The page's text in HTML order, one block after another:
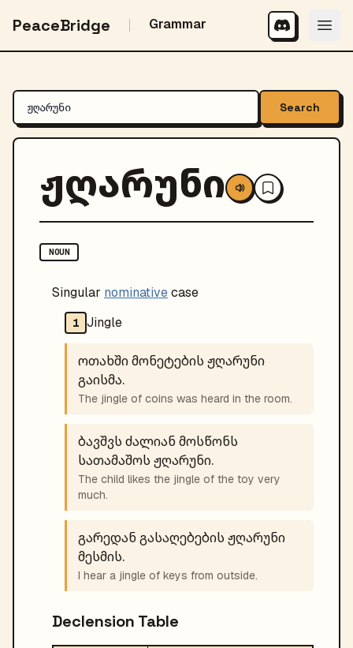
PeaceBridge Grammar
Search
ჟღარუნი
NOUN
Singular nominativecase
1 Jingle
ოთახში მონეტების ჟღარუნი
გაისმა.
The jingle of coins was heard in the room.
ბავშვს ძალიან მოსწონს
სათამაშოს ჟღარუნი.
The child likes the jingle of the toy very
much.
გარედან გასაღებების ჟღარუნი
მესმის.
I hear a jingle of keys from outside.
Declension Table